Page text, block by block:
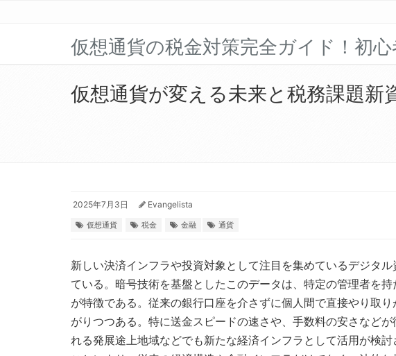
仮想通貨の税金対策完全ガイド！初
仮想通貨が変える未来と税務課題新
2025年7月3日 Evangelista
仮想通貨 税金 金融 通貨
新しい決済インフラや投資対象として注目を集めているデジタ
ている。 暗号技術を基盤としたこのデータは、特定の管理者を
が特徴である。従来の銀行口座を介さずに個人間で直接やり取
がりつつある。特に送金スピードの速さや、手数料の安さなど
れる発展途上地域などでも新たな経済インフラとして活用が検